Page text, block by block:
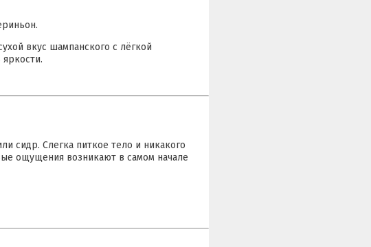
вкус шампанского с лёгкой
сидр. Слегка питкое тело и никакого
ощущения возникают в самом начале